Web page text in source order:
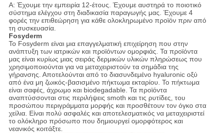
Α: Έχουμε την εμπειρία 12-έτους. Έχουμε αυστηρά το ποιοτικό
σύστημα ελέγχου στη διαδικασία παραγωγής μας. Έχουμε 4
φορές την επιθεώρηση για κάθε ολοκληρωμένο προϊόν πριν από
τη συσκευασία.
Fosyderm
Το Fosyderm είναι μια επαγγελματική επιχείρηση που στην
ανάπτυξη των ιατρικών και προϊόντων ομορφιάς. Τα προϊόντα
μας είναι κυρίως μιας σειράς δερμικών υλικών πληρώσεως που
χρησιμοποιούνται για να μεταχειριστούν τα σημάδια της
γήρανσης. Αποτελούνται από το διασυνδεμένο hyaluronic οξύ
από ένα μη ζωικός-βασισμένο πήκτωμα εκταρίου. Το πήκτωμα
είναι σαφές, άχρωμο και biodegadable. Τα προϊόντα
αναπτύσσονται στις περιλήψεις smoth και τις ρυτίδες, του
προσώπου περιγράμματα μορφής και προσθέτουν τον όγκο στα
χείλια. Είναι πολύ ασφαλές και αποτελεσματικός να μεταχειριστεί
το ολόκληρο πρόσωπο που δημιουργεί ομορφότερος και
νεανικός κοιτάξτε.